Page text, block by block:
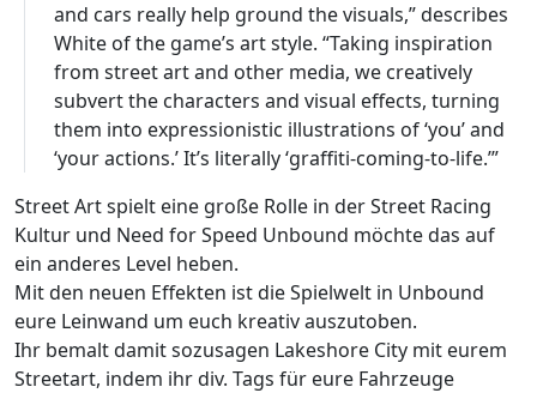
and cars really help ground the visuals,” describes
White of the game’s art style. “Taking inspiration
from street art and other media, we creatively
subvert the characters and visual effects, turning
them into expressionistic illustrations of ‘you’ and
‘your actions.’ It’s literally ‘graffiti-coming-to-life.’”
Street Art spielt eine große Rolle in der Street Racing
Kultur und Need for Speed Unbound möchte das auf
ein anderes Level heben.
Mit den neuen Effekten ist die Spielwelt in Unbound
eure Leinwand um euch kreativ auszutoben.
Ihr bemalt damit sozusagen Lakeshore City mit eurem
Streetart, indem ihr div. Tags für eure Fahrzeuge